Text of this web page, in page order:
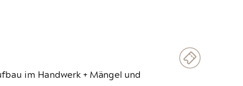
im Handwerk + Mängel und